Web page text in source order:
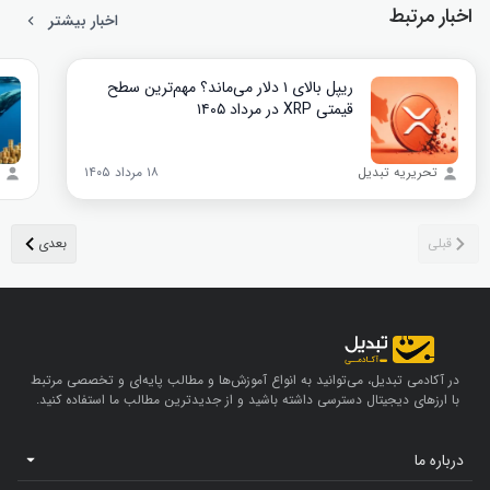
اخبار مرتبط اخبار بیشتر
ریپل بالای ۱ دلار می‌ماند؟ مهم‌ترین سطح
قیمتی XRP در مرداد ۱۴۰۵
تحریریه تبدیل ۱۸ مرداد ۱۴۰۵
در آکادمی تبدیل، می‌توانید به انواع آموزش‌ها و مطالب پایه‌ای و تخصصی مرتبط
با ارزهای دیجیتال دسترسی داشته باشید و از جدیدترین مطالب ما استفاده کنید.
درباره ما